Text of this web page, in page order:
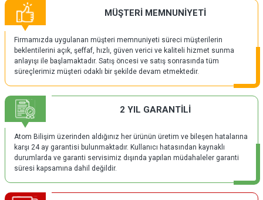
MÜŞTERİ MEMNUNİYETİ
Firmamızda uygulanan müşteri memnuniyeti süreci müşterilerin
beklentilerini açık, şeffaf, hızlı, güven verici ve kaliteli hizmet sunma
anlayışı ile başlamaktadır. Satış öncesi ve satış sonrasında tüm
süreçlerimiz müşteri odaklı bir şekilde devam etmektedir.
2 YIL GARANTİLİ
Atom Bilişim üzerinden aldığınız her ürünün üretim ve bileşen hatalarına
karşı 24 ay garantisi bulunmaktadır. Kullanıcı hatasından kaynaklı
durumlarda ve garanti servisimiz dışında yapılan müdahaleler garanti
süresi kapsamına dahil değildir.